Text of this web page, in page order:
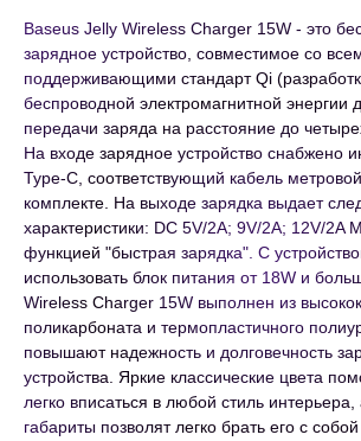
Baseus Jelly Wireless Charger 15W - это
зарядное устройство, совместимое со
поддерживающими стандарт Qi
беспроводной электромагнитной энергии
передачи заряда на расстояние до
На входе зарядное устройство снабжено
Type-C, соответствующий кабель
комплекте. На выходе зарядка выдает
характеристики: DC 5V/2A; 9V/2A; 12V/2A
функцией "быстрая зарядка". С
использовать блок питания от 18W и
Wireless Charger 15W выполнен из
поликарбоната и термопластичного
повышают надежность и долговечность
устройства. Яркие классические цвета
легко вписаться в любой стиль
габариты позволят легко брать его с